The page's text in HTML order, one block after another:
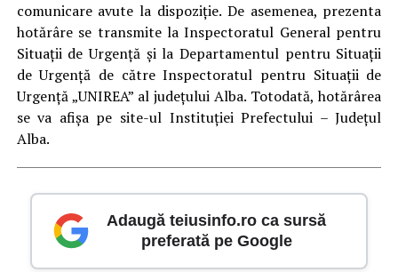
comunicare avute la dispoziție. De asemenea, prezenta
hotărâre se transmite la Inspectoratul General pentru
Situații de Urgență și la Departamentul pentru Situații
de Urgență de către Inspectoratul pentru Situații de
Urgență „UNIREA” al județului Alba. Totodată, hotărârea
se va afișa pe site-ul Instituției Prefectului – Județul
Alba.
Adaugă teiusinfo.ro ca sursă
preferată pe Google